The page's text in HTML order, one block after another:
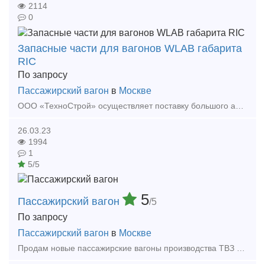
2114
0
Запасные части для вагонов WLAB габарита
RIC
По запросу
Пассажирский вагон в Москве
26.03.23
1994
1
5/5
Пассажирский вагон 5/5
По запросу
Пассажирский вагон в Москве
Продам новые пассажирские вагоны производства ТВЗ модели: плацкартный вагон ЦМО 61-911 наличие 4 шт., купейный вагон ЦМК 61-907 наличие 4 шт., вагон СВ ЦМК СВ 61-907, штабной купейный вагон дл